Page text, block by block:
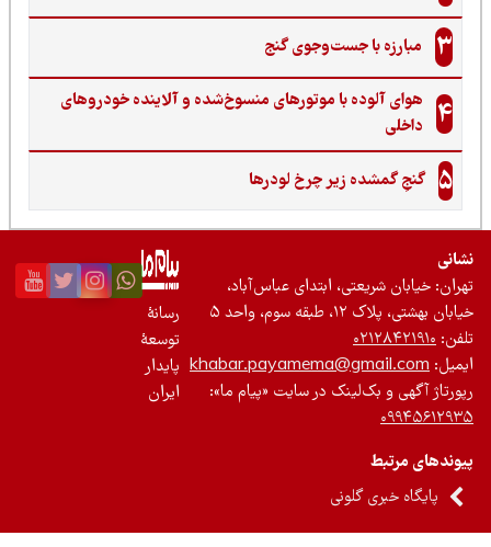
مبارزه با جست‌وجوی گنج‌
هوای آلوده با موتورهای منسوخ‌شده و آلاینده خودروهای
داخلی
گنجِ گمشده زیر چرخ لودرها
خیابان شریعتی، ابتدای عباس‌آباد،
بهشتی، پلاک ۱۲، طبقه سوم، واحد ۵
۰۲۱۲۸۴۲۱۹۱۰
khabar.payamema@gmail.com
آگهی و بک‌لینک در سایت «پیام ما»:
مرتبط
پایگاه خبری گلونی
رسانۀ
توسعۀ
پایدار
ایران